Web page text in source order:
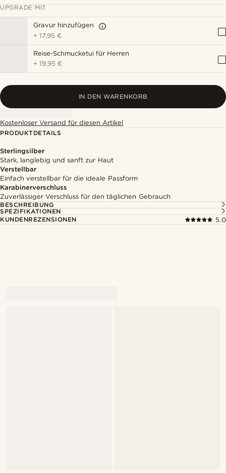
UPGRADE MIT
Gravur hinzufügen
+17,95 €
Reise-Schmucketui für Herren
+19,95 €
IN DEN WARENKORB
Kostenloser Versand für diesen Artikel
PRODUKTDETAILS
Sterlingsilber
Stark, langlebig und sanft zur Haut
Verstellbar
Einfach verstellbar für die ideale Passform
Karabinerverschluss
Zuverlässiger Verschluss für den täglichen Gebrauch
BESCHREIBUNG
SPEZIFIKATIONEN
KUNDENREZENSIONEN
5.0